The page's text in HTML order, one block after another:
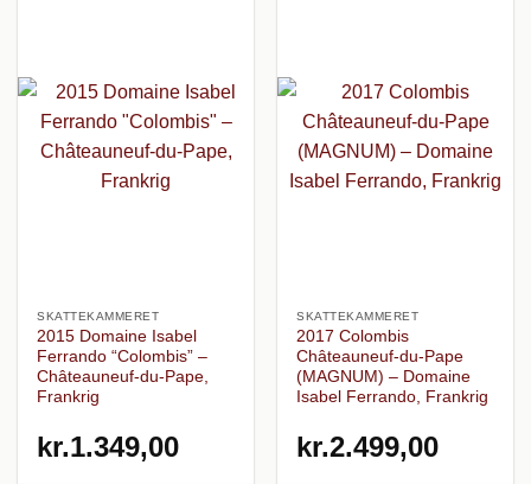
SKATTEKAMMERET
2015 Domaine Isabel
Ferrando “Colombis” –
Châteauneuf-du-Pape,
Frankrig
kr.1.349,00
SKATTEKAMMERET
2017 Colombis
Châteauneuf-du-Pape
(MAGNUM) – Domaine
Isabel Ferrando, Frankrig
kr.2.499,00